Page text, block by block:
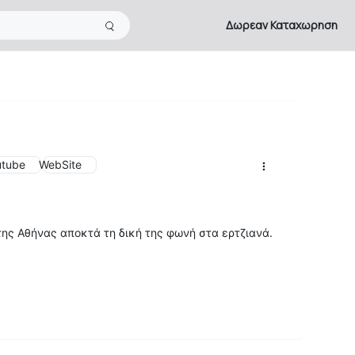
Δωρεαν Καταχωρηση
WebSite
Αθήνας αποκτά τη δική της φωνή στα ερτζιανά.